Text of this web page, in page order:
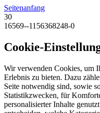
Seitenanfang
30
16569--1156368248-0
Cookie-
Wir verwenden Cookies, um
Erlebnis zu bieten. Dazu
Seite notwendig sind, sowie
Statistikzwecken, für
personalisierter Inhalte